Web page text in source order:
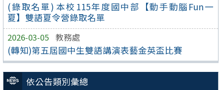
(錄取名單) 本校115年度國中部【動手動腦Fun一
夏】雙語夏令營錄取名單
2026-03-05 教務處
(轉知)第五屆國中生雙語講演表藝金英盃比賽
依公告類別彙總